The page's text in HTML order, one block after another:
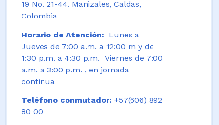
19 No. 21-44. Manizales, Caldas,
Colombia
Horario de Atención:
Lunes a
Jueves de 7:00 a.m. a 12:00 m y de
1:30 p.m. a 4:30 p.m. Viernes de 7:00
a.m. a 3:00 p.m. , en jornada
continua
Teléfono conmutador: +57(606) 892
80 00